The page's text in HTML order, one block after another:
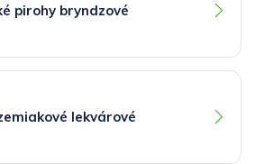
pirohy bryndzové
lekvárové